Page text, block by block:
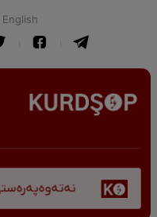
English
نەتەوەپەرەستی لە